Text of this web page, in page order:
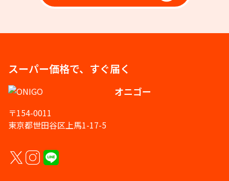
スーパー価格で、すぐ届く
オニゴー
〒154-0011
東京都世田谷区上馬1-17-5